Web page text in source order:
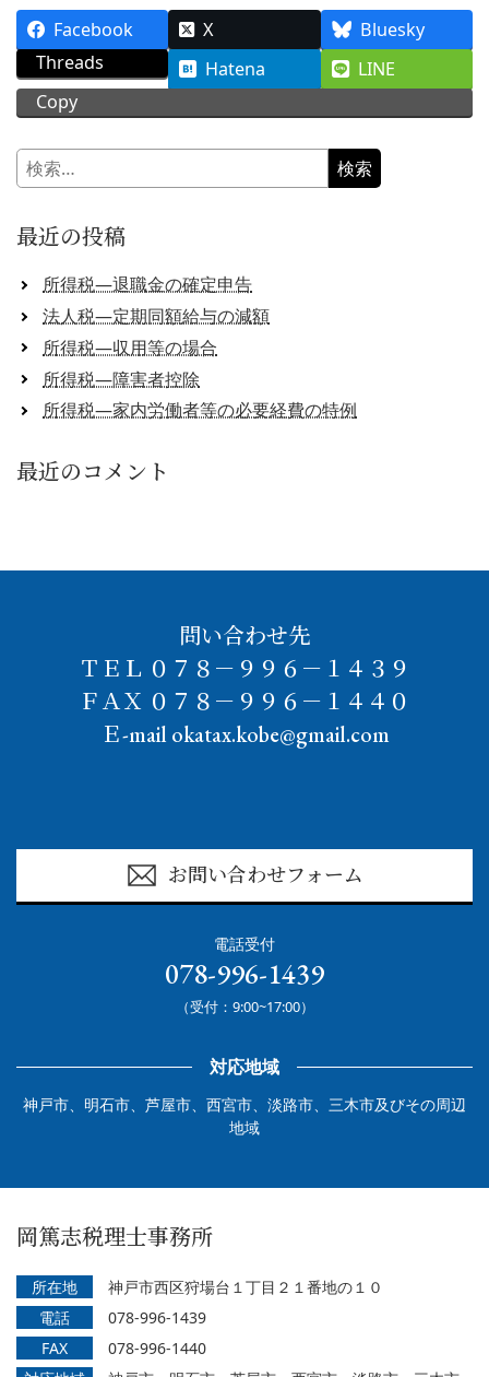
Facebook X
Bluesky
Threads
Hatena
LINE
Copy
検
索:
最近の投稿
所得税―退職金の確定申告
法人税―定期同額給与の減額
所得税―収用等の場合
所得税―障害者控除
所得税―家内労働者等の必要経費の特例
最近のコメント
問い合わせ先
ＴＥＬ ０７８－９９６－１４３９
ＦＡＸ ０７８－９９６－１４４０
Ｅ-mail okatax.kobe@gmail.com
お問い合わせフォーム
電話受付
078-996-1439
（受付：9:00~17:00）
対応地域
神戸市、明石市、芦屋市、西宮市、淡路市、三木市及びその周辺
地域
岡篤志税理士事務所
所在地
神戸市西区狩場台１丁目２１番地の１０
電話
078-996-1439
FAX
078-996-1440